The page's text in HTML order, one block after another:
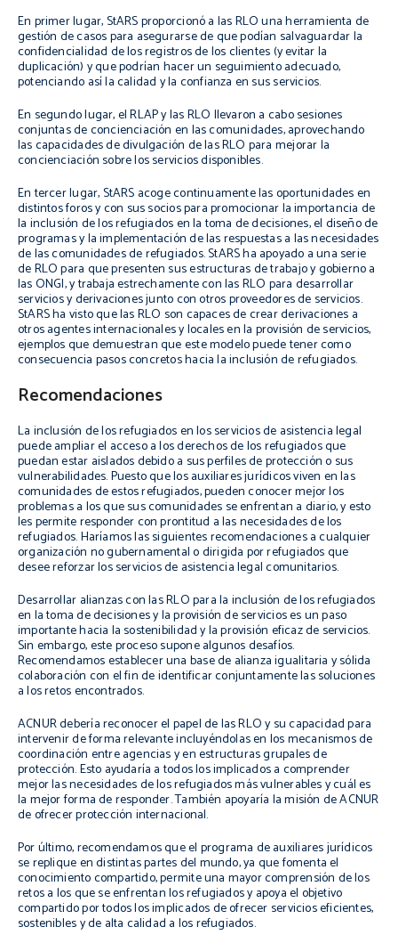
En primer lugar, StARS proporcionó a las RLO una herramienta de
gestión de casos para asegurarse de que podían salvaguardar la
confidencialidad de los registros de los clientes (y evitar la
duplicación) y que podrían hacer un seguimiento adecuado,
potenciando así la calidad y la confianza en sus servicios.
En segundo lugar, el RLAP y las RLO llevaron a cabo sesiones
conjuntas de concienciación en las comunidades, aprovechando
las capacidades de divulgación de las RLO para mejorar la
concienciación sobre los servicios disponibles.
En tercer lugar, StARS acoge continuamente las oportunidades en
distintos foros y con sus socios para promocionar la importancia de
la inclusión de los refugiados en la toma de decisiones, el diseño de
programas y la implementación de las respuestas a las necesidades
de las comunidades de refugiados. StARS ha apoyado a una serie
de RLO para que presenten sus estructuras de trabajo y gobierno a
las ONGI, y trabaja estrechamente con las RLO para desarrollar
servicios y derivaciones junto con otros proveedores de servicios.
StARS ha visto que las RLO son capaces de crear derivaciones a
otros agentes internacionales y locales en la provisión de servicios,
ejemplos que demuestran que este modelo puede tener como
consecuencia pasos concretos hacia la inclusión de refugiados.
Recomendaciones
La inclusión de los refugiados en los servicios de asistencia legal
puede ampliar el acceso a los derechos de los refugiados que
puedan estar aislados debido a sus perfiles de protección o sus
vulnerabilidades. Puesto que los auxiliares jurídicos viven en las
comunidades de estos refugiados, pueden conocer mejor los
problemas a los que sus comunidades se enfrentan a diario, y esto
les permite responder con prontitud a las necesidades de los
refugiados. Haríamos las siguientes recomendaciones a cualquier
organización no gubernamental o dirigida por refugiados que
desee reforzar los servicios de asistencia legal comunitarios.
Desarrollar alianzas con las RLO para la inclusión de los refugiados
en la toma de decisiones y la provisión de servicios es un paso
importante hacia la sostenibilidad y la provisión eficaz de servicios.
Sin embargo, este proceso supone algunos desafíos.
Recomendamos establecer una base de alianza igualitaria y sólida
colaboración con el fin de identificar conjuntamente las soluciones
a los retos encontrados.
ACNUR debería reconocer el papel de las RLO y su capacidad para
intervenir de forma relevante incluyéndolas en los mecanismos de
coordinación entre agencias y en estructuras grupales de
protección. Esto ayudaría a todos los implicados a comprender
mejor las necesidades de los refugiados más vulnerables y cuál es
la mejor forma de responder. También apoyaría la misión de ACNUR
de ofrecer protección internacional.
Por último, recomendamos que el programa de auxiliares jurídicos
se replique en distintas partes del mundo, ya que fomenta el
conocimiento compartido, permite una mayor comprensión de los
retos a los que se enfrentan los refugiados y apoya el objetivo
compartido por todos los implicados de ofrecer servicios eficientes,
sostenibles y de alta calidad a los refugiados.